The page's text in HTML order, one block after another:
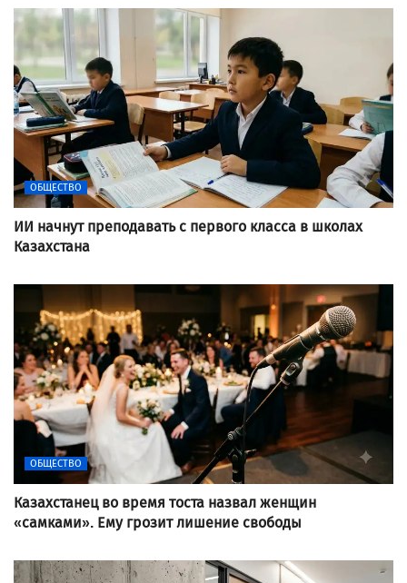
ОБЩЕСТВО
ИИ начнут преподавать с первого класса в школах
Казахстана
ОБЩЕСТВО
Казахстанец во время тоста назвал женщин
«самками». Ему грозит лишение свободы